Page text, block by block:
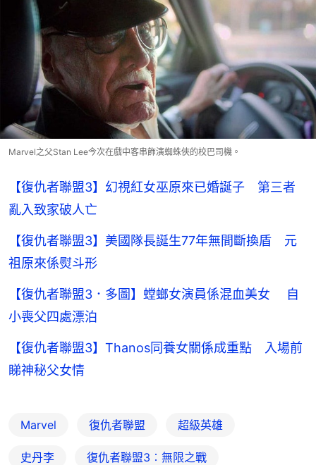
Marvel之父Stan Lee今次在戲中客串飾演蜘蛛俠的校巴司機。
【復仇者聯盟3】幻視紅女巫原來已婚誕子 第三者
亂入致家破人亡
【復仇者聯盟3】美國隊長誕生77年無間斷換盾 元
祖原來係熨斗形
【復仇者聯盟3．多圖】螳螂女演員係混血美女 自
小喪父四處漂泊
【復仇者聯盟3】Thanos同養女關係成重點 入場前
睇神秘父女情
Marvel 復仇者聯盟 超級英雄
史丹李 復仇者聯盟3︰無限之戰